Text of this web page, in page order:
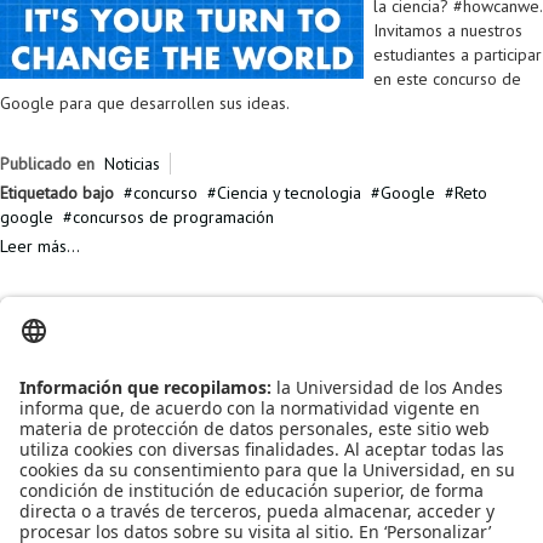
la ciencia? #howcanwe.
Invitamos a nuestros
estudiantes a participar
en este concurso de
Google para que desarrollen sus ideas.
Publicado en Noticias
Etiquetado bajo
concurso Ciencia y tecnologia Google
Reto
google
concursos de programación
Leer más...
Viernes, 18 Marzo 2016 00:00
Google Summer of Code
Pasa tus vacaciones de
verano escribiendo
código y aprendiendo
sobre el desarrollo de
código abierto y al
Proyecto de grado
Reingreso
Reintegro
Retiro voluntario
Transferencia
Tarifas